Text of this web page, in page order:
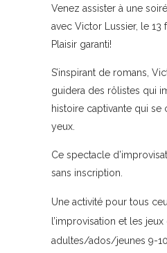
Venez assister à une
avec Victor Lussier, le 13
Plaisir garanti!
S’inspirant de romans,
guidera des rôlistes qui
histoire captivante qui se
yeux.
Ce spectacle
sans inscription.
Une activité pour tous
l’improvisation et les
adultes/ados/jeunes 9-